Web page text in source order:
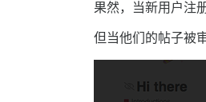
果然，当新用户注
但当他们的帖子被